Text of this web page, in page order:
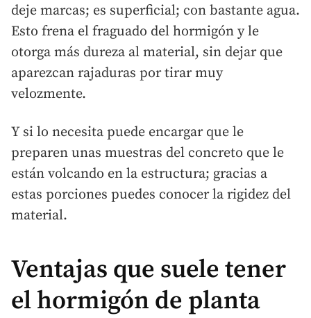
deje marcas; es superficial; con bastante agua.
Esto frena el fraguado del hormigón y le
otorga más dureza al material, sin dejar que
aparezcan rajaduras por tirar muy
velozmente.
Y si lo necesita puede encargar que le
preparen unas muestras del concreto que le
están volcando en la estructura; gracias a
estas porciones puedes conocer la rigidez del
material.
Ventajas que suele tener
el hormigón de planta